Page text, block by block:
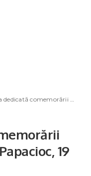
comemorării Părintelui Arsenie Papacioc, 19 iulie
19